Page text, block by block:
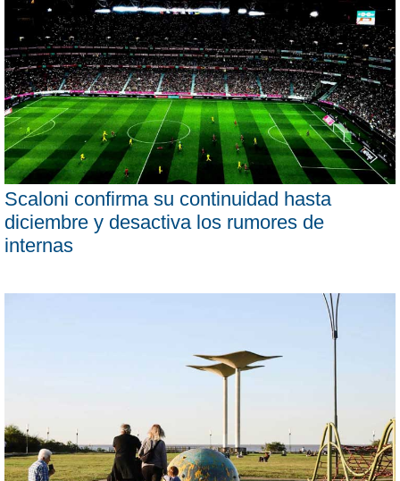
Scaloni confirma su continuidad hasta
diciembre y desactiva los rumores de
internas